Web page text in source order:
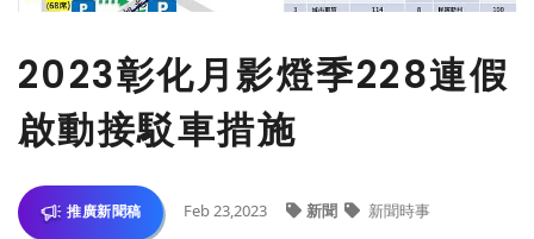
2023彰化月影燈季228連假
啟動接駁車措施
推廣新聞稿 Feb 23,2023 新聞 新聞時事